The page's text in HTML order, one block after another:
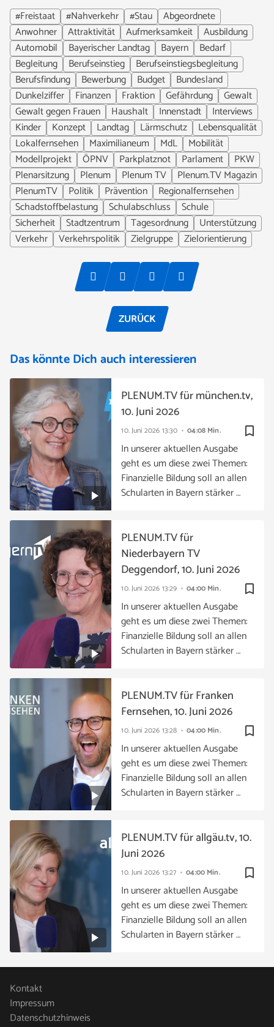
#Freistaat
#Nahverkehr #Stau
Abgeordnete
Anwohner
Attraktivität Aufmerksamkeit
Ausbildung
Automobil
Bayerischer Landtag Bayern
Bedarf
Begleitung
Berufseinstieg
Berufseinstiegsbegleitung
Berufsfindung
Bewerbung Budget
Bundesland
Dunkelziffer
Finanzen Fraktion Gefährdung
Gewalt
Gewalt gegen Frauen
Haushalt Innenstadt
Interviews
Kinder
Konzept Landtag Lärmschutz
Lebensqualität
Lokalfernsehen
Maximilianeum MdL
Mobilität
Modellprojekt
ÖPNV Parkplatznot Parlament
PKW
Plenarsitzung
Plenum Plenum TV
Plenum.TV Magazin
PlenumTV
Politik Prävention
Regionalfernsehen
Schadstoffbelastung
Schulabschluss
Schule
Sicherheit
Stadtzentrum Tagesordnung
Unterstützung
Verkehr
Verkehrspolitik Zielgruppe Zielorientierung
ZURÜCK
Das könnte Dich auch interessieren
bookmark_border
10. Juni 2026 13:30 04:08 Min.
PLENUM.TV für münchen.tv,
10. Juni 2026
In unserer aktuellen Ausgabe
geht es um diese zwei Themen:
Finanzielle Bildung soll an allen
Schularten in Bayern stärker …
bookmark_border
10. Juni 2026 13:29 04:00 Min.
PLENUM.TV für
Niederbayern TV
Deggendorf, 10. Juni 2026
In unserer aktuellen Ausgabe
geht es um diese zwei Themen:
Finanzielle Bildung soll an allen
Schularten in Bayern stärker …
bookmark_border
10. Juni 2026 13:28 04:00 Min.
PLENUM.TV für Franken
Fernsehen, 10. Juni 2026
In unserer aktuellen Ausgabe
geht es um diese zwei Themen:
Finanzielle Bildung soll an allen
Schularten in Bayern stärker …
bookmark_border
10. Juni 2026 13:27 04:00 Min.
PLENUM.TV für allgäu.tv, 10.
Juni 2026
In unserer aktuellen Ausgabe
geht es um diese zwei Themen:
Finanzielle Bildung soll an allen
Schularten in Bayern stärker …
Kontakt
Impressum
Datenschutzhinweis